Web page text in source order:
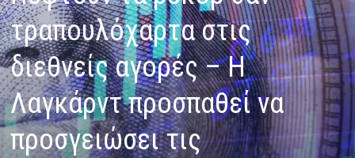
τραπουλόχαρτα στις
διεθνείς αγορές – Η
Λαγκάρντ προσπαθεί να
προσγειώσει τις